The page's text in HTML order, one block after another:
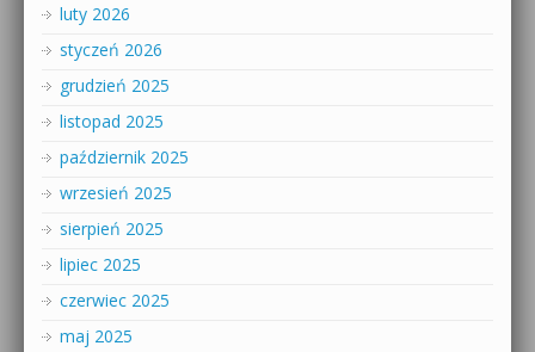
luty 2026
styczeń 2026
grudzień 2025
listopad 2025
październik 2025
wrzesień 2025
sierpień 2025
lipiec 2025
czerwiec 2025
maj 2025